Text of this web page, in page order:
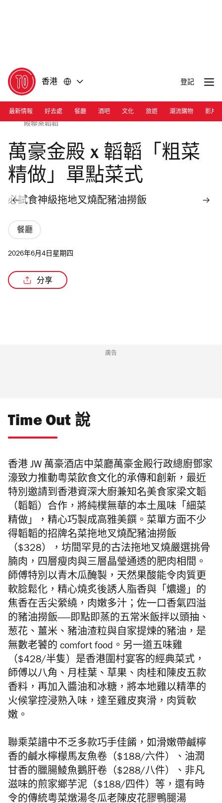
香港 登記
最新情報 好去處 餐廳 酒吧 文化 旅遊 潮流購物 影片
Photograph: Courtesy Man Ho Chinese Restaurant | 萬豪金
殿聯乘韜韜
萬豪金殿 x 韜韜「粗菜
精做」單點菜式
必試食神級拖地叉燒配豬油撈飯
餐廳
2026年6月4日星期四
分享
廣告
Time Out 說
香港 JW 萬豪酒店中菜廳萬豪金殿行政總廚鄧家
濠致力推動粵菜飲食文化的承傳和創新，最近
特別邀請到香港資深大廚兼知名美食家梁文韜
（韜韜）合作，將純樸無華的本土風味「細菜
精做」，精心巧製成高雅美饌。菜單方面不少
得韜韜的招牌名菜拖地叉燒配豬油撈飯
（$328），坊間罕見的古法拖地叉燒嚴選挑骨
腩肉，四層瘦肉與三層晶瑩通透的肥肉相間。
師傅特別以青木瓜醃製，天然果酸能令肉質更
軟腍鬆化，精心燒炙後誘人脂香與「燶邊」的
焦香在舌尖縈繞，肉嫩多汁；佐一口香氣四溢
的豬油撈飯——即點即蒸的五常米飯拌以頭抽、
葱花、薑米、豬油渣粒與自家提煉的豬油，是
無數老饕的 comfort food。另一道五味雞
（$428/半隻）是香港圍村宴客的經典菜式，
師傅以八角、月桂葉、草果、肉桂和陳皮五款
香料，再加入醬油和冰糖，將本地雞以精準的
火候掌控浸熟入味，達至雞皮爽滑，肉質軟
嫩。
聯乘菜譜中不乏多款巧手佳餚，如滑嫩帶鹹檸
香的鹹水檸檬馬友魚卷（$188/六件）、油潤
甘香的臘腸鯪魚鵝肝卷（$288/八件）、非凡
滋味的煎家鄉芋泥（$188/四件）等，還有時
令的傳統粵菜燉湯冬瓜老陳皮花膠鴨腿湯